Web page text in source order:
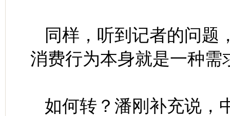
同样，听到记者的问题
消费行为本身就是一种需
如何转？潘刚补充说，